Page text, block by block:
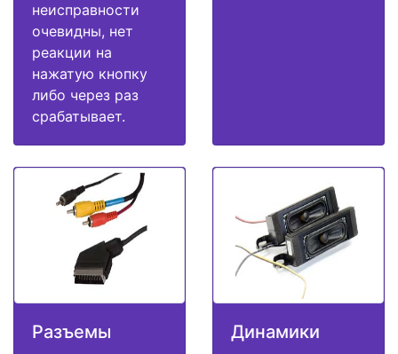
неисправности
очевидны, нет
реакции на
нажатую кнопку
либо через раз
срабатывает.
Разъемы Динамики